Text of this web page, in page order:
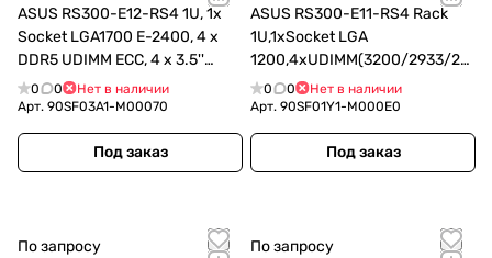
ASUS RS300-E12-RS4 1U, 1x
Socket LGA1700 E-2400, 4 x
DDR5 UDIMM ECC, 4 x 3.5''
(SATA/SAS/NVMe) HotSwap,
Intel; RAID 0, 1, 5, 10, 1x
(90SF03A1-M00070)
0 0
Нет в наличии
Арт. 90SF03A1-M00070
Под заказ
ASUS RS300-E11-RS4 Rack
1U,1xSocket LGA
1200,4xUDIMM(3200/2933/26
66),4xLFF
SATA/SAS(upto2xNVMe),2x1Gb
E,2x450W,ASMB10-iKVM
0 0
Нет в наличии
Арт. 90SF01Y1-M000E0
Под заказ
По запросу
По запросу